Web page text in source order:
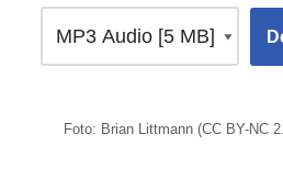
Foto: Brian Littmann (CC BY-NC